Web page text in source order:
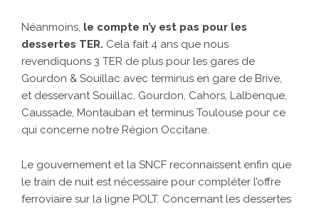
Néanmoins, le compte n’y est pas pour les
dessertes TER. Cela fait 4 ans que nous
revendiquons 3 TER de plus pour les gares de
Gourdon & Souillac avec terminus en gare de Brive,
et desservant Souillac, Gourdon, Cahors, Lalbenque,
Caussade, Montauban et terminus Toulouse pour ce
qui concerne notre Région Occitane.
Le gouvernement et la SNCF reconnaissent enfin que
le train de nuit est nécessaire pour compléter l’offre
ferroviaire sur la ligne POLT. Concernant les dessertes